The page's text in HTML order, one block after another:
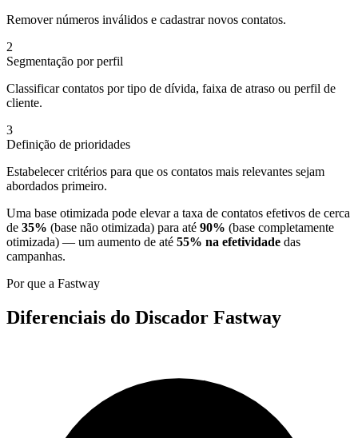
Remover números inválidos e cadastrar novos contatos.
2
Segmentação por perfil
Classificar contatos por tipo de dívida, faixa de atraso ou perfil de
cliente.
3
Definição de prioridades
Estabelecer critérios para que os contatos mais relevantes sejam
abordados primeiro.
Uma base otimizada pode elevar a taxa de contatos efetivos de cerca
de 35% (base não otimizada) para até 90% (base completamente
otimizada) — um aumento de até 55% na efetividade das
campanhas.
Por que a Fastway
Diferenciais do Discador Fastway